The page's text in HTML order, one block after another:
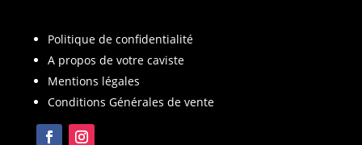
Politique de confidentialité
A propos de votre caviste
Mentions légales
Conditions Générales de vente